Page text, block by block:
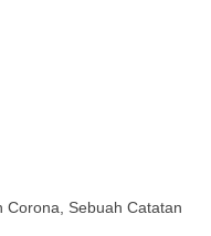
Corona, Sebuah Catatan